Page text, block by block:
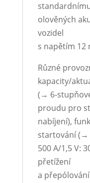
olověných
vozidel
s napětím 12
Různé
kapacity/
(→ 6-
proudu pro
nabíjení),
startování (→
500 A/1,5 V:
přetížení
a